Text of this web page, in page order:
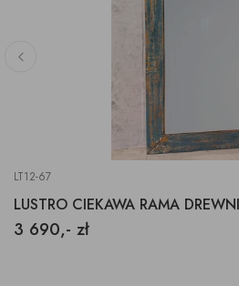
LT12-67
3 690,- zł